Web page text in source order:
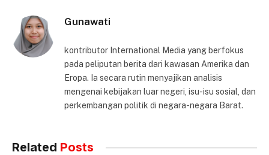
Gunawati
kontributor International Media yang berfokus
pada peliputan berita dari kawasan Amerika dan
Eropa. Ia secara rutin menyajikan analisis
mengenai kebijakan luar negeri, isu-isu sosial, dan
perkembangan politik di negara-negara Barat.
Related Posts